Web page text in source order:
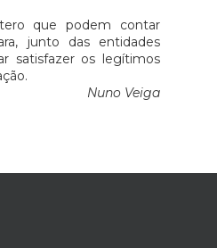
que podem contar
junto das entidades
satisfazer os legítimos
Nuno Veiga